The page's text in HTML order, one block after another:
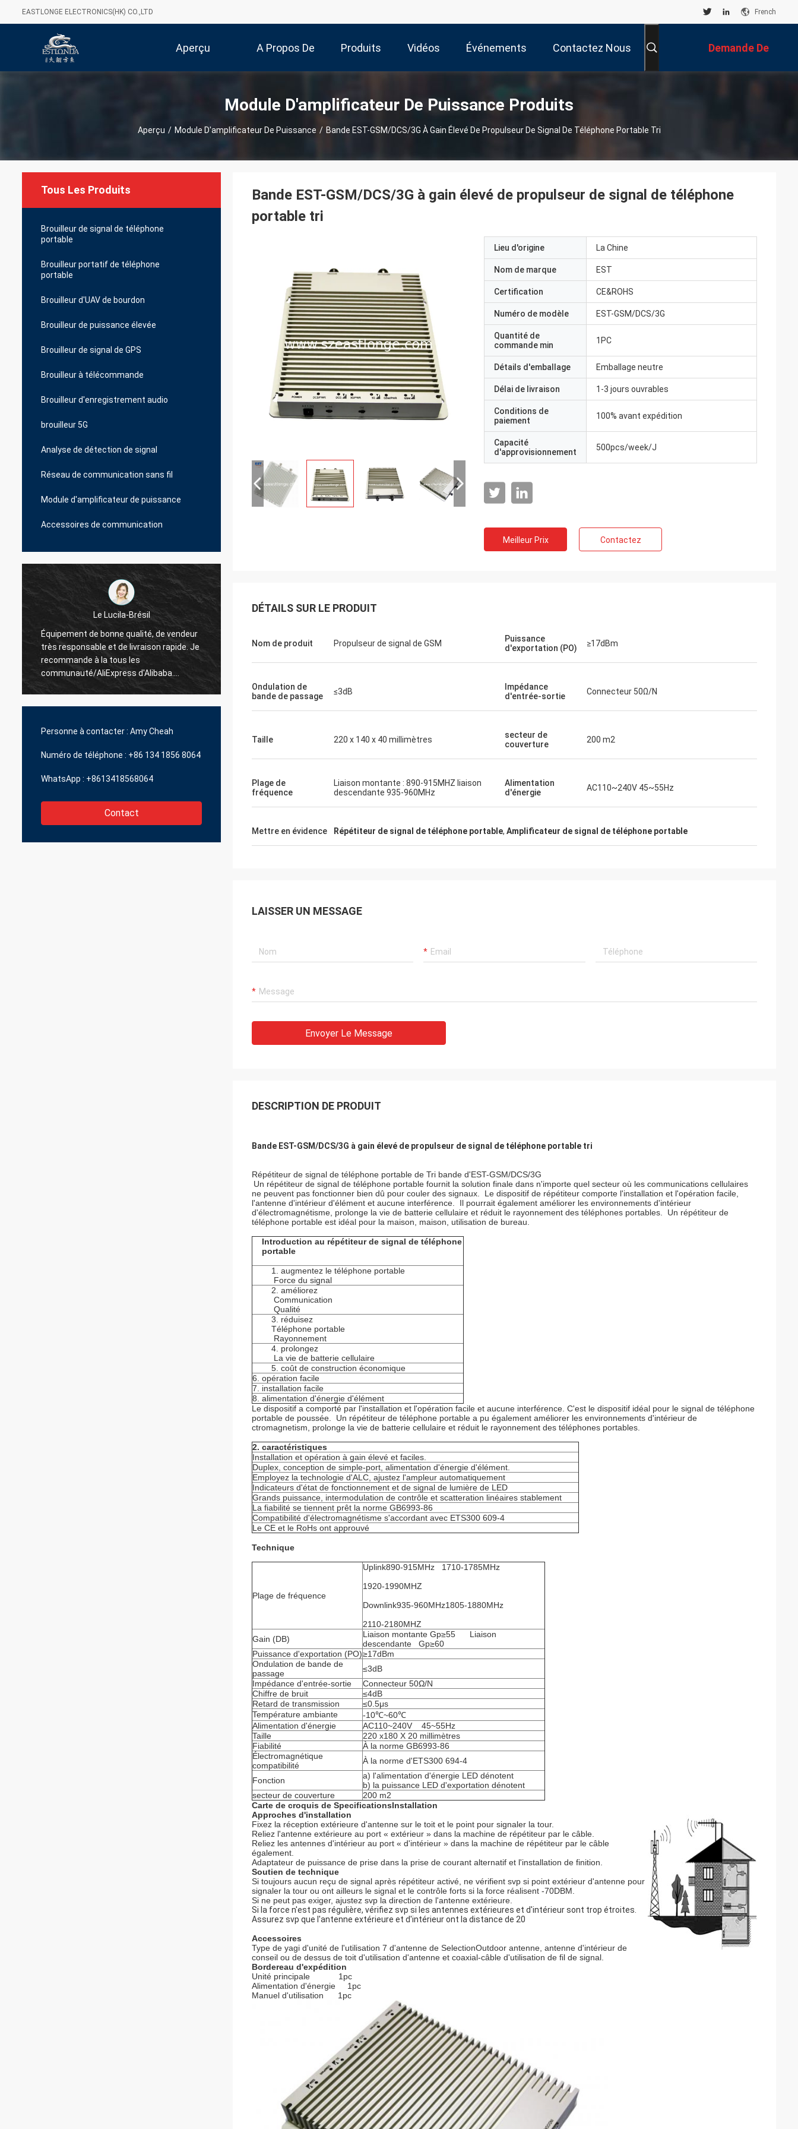
EASTLONGE ELECTRONICS(HK) CO.,LTD French
Aperçu A Propos De
Nous
Produits Vidéos Événements Contactez Nous Demande De
Soumission
Module D'amplificateur De Puissance Produits
Aperçu / Module D'amplificateur De Puissance / Bande EST-GSM/DCS/3G À Gain Élevé De Propulseur De Signal De Téléphone Portable Tri
Tous Les Produits
Brouilleur de signal de téléphone
portable
Brouilleur portatif de téléphone
portable
Brouilleur d'UAV de bourdon
Brouilleur de puissance élevée
Brouilleur de signal de GPS
Brouilleur à télécommande
Brouilleur d'enregistrement audio
brouilleur 5G
Analyse de détection de signal
Réseau de communication sans fil
Module d'amplificateur de puissance
Accessoires de communication
La Hamadivo-France
Le best-seller, la bonne transaction et le
délai de livraison rapide
Personne à contacter : Amy Cheah
Numéro de téléphone : +86 134 1856 8064
WhatsApp : +8613418568064
Contact
Bande EST-GSM/DCS/3G à gain élevé de propulseur de signal de téléphone
portable tri
Lieu d'origine La Chine
Nom de marque EST
Certification CE&ROHS
Numéro de modèle EST-GSM/DCS/3G
Quantité de
commande min
1PC
Détails d'emballage Emballage neutre
Délai de livraison 1-3 jours ouvrables
Conditions de
paiement
100% avant expédition
Capacité
d'approvisionnement
500pcs/week/J
Meilleur Prix Contactez
DÉTAILS SUR LE PRODUIT
Nom de produit Propulseur de signal de GSM
Puissance
d'exportation (PO)
≥17dBm
Ondulation de
bande de passage
≤3dB
Impédance
d'entrée-sortie
Connecteur 50Ω/N
Taille 220 x 140 x 40 millimètres
secteur de
couverture
200 m2
Plage de
fréquence
Liaison montante : 890-915MHZ liaison
descendante 935-960MHz
Alimentation
d'énergie
AC110~240V 45~55Hz
Mettre en évidence Répétiteur de signal de téléphone portable, Amplificateur de signal de téléphone portable
LAISSER UN MESSAGE
Envoyer Le Message
DESCRIPTION DE PRODUIT
Bande EST-GSM/DCS/3G à gain élevé de propulseur de signal de téléphone portable tri
Répétiteur de signal de téléphone portable de Tri bande d'EST-GSM/DCS/3G
Un répétiteur de signal de téléphone portable fournit la solution finale dans n'importe quel secteur où les communications cellulaires
ne peuvent pas fonctionner bien dû pour couler des signaux. Le dispositif de répétiteur comporte l'installation et l'opération facile,
l'antenne d'intérieur d'élément et aucune interférence. Il pourrait également améliorer les environnements d'intérieur
d'électromagnétisme, prolonge la vie de batterie cellulaire et réduit le rayonnement des téléphones portables. Un répétiteur de
téléphone portable est idéal pour la maison, maison, utilisation de bureau.
Introduction au répétiteur de signal de téléphone
portable
1. augmentez le téléphone portable
Force du signal
2. améliorez
Communication
Qualité
3. réduisez
Téléphone portable
Rayonnement
4. prolongez
La vie de batterie cellulaire
5. coût de construction économique
6. opération facile
7. installation facile
8. alimentation d'énergie d'élément
Le dispositif a comporté par l'installation et l'opération facile et aucune interférence. C'est le dispositif idéal pour le signal de téléphone
portable de poussée. Un répétiteur de téléphone portable a pu également améliorer les environnements d'intérieur de
ctromagnetism, prolonge la vie de batterie cellulaire et réduit le rayonnement des téléphones portables.
2. caractéristiques
Installation et opération à gain élevé et faciles.
Duplex, conception de simple-port, alimentation d'énergie d'élément.
Employez la technologie d'ALC, ajustez l'ampleur automatiquement
Indicateurs d'état de fonctionnement et de signal de lumière de LED
Grands puissance, intermodulation de contrôle et scatteration linéaires stablement
La fiabilité se tiennent prêt la norme GB6993-86
Compatibilité d'électromagnétisme s'accordant avec ETS300 609-4
Le CE et le RoHs ont approuvé
Technique
Plage de fréquence
Uplink890-915MHz 1710-1785MHz
1920-1990MHZ
Downlink935-960MHz1805-1880MHz
2110-2180MHZ
Gain (DB)
Liaison montante Gp≥55 Liaison
descendante Gp≥60
Puissance d'exportation (PO)≥17dBm
Ondulation de bande de
passage
≤3dB
Impédance d'entrée-sortie
Connecteur 50Ω/N
Chiffre de bruit
≤4dB
Retard de transmission
≤0.5μs
Température ambiante
-10℃~60℃
Alimentation d'énergie
AC110~240V 45~55Hz
Taille
220 x180 X 20 millimètres
Fiabilité
À la norme GB6993-86
Électromagnétique
compatibilité
À la norme d'ETS300 694-4
Fonction
a) l'alimentation d'énergie LED dénotent
b) la puissance LED d'exportation dénotent
secteur de couverture
200 m2
Carte de croquis de SpecificationsInstallation
Approches d'installation
Fixez la réception extérieure d'antenne sur le toit et le point pour signaler la tour.
Reliez l'antenne extérieure au port « extérieur » dans la machine de répétiteur par le câble.
Reliez les antennes d'intérieur au port « d'intérieur » dans la machine de répétiteur par le câble
également.
Adaptateur de puissance de prise dans la prise de courant alternatif et l'installation de finition.
Soutien de technique
Si toujours aucun reçu de signal après répétiteur activé, ne vérifient svp si point extérieur d'antenne pour
signaler la tour ou ont ailleurs le signal et le contrôle forts si la force réalisent -70DBM.
Si ne peut pas exiger, ajustez svp la direction de l'antenne extérieure.
Si la force n'est pas régulière, vérifiez svp si les antennes extérieures et d'intérieur sont trop étroites.
Assurez svp que l'antenne extérieure et d'intérieur ont la distance de 20
Accessoires
Type de yagi d'unité de l'utilisation 7 d'antenne de SelectionOutdoor antenne, antenne d'intérieur de
conseil ou de dessus de toit d'utilisation d'antenne et coaxial-câble d'utilisation de fil de signal.
Bordereau d'expédition
Unité principale 1pc
Alimentation d'énergie 1pc
Manuel d'utilisation 1pc